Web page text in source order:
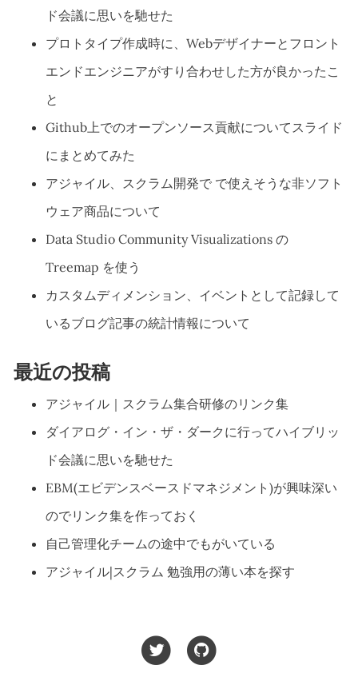
ド会議に思いを馳せた
プロトタイプ作成時に、Webデザイナーとフロント
エンドエンジニアがすり合わせした方が良かったこ
と
Github上でのオープンソース貢献についてスライド
にまとめてみた
アジャイル、スクラム開発で で使えそうな非ソフト
ウェア商品について
Data Studio Community Visualizations の
Treemap を使う
カスタムディメンション、イベントとして記録して
いるブログ記事の統計情報について
最近の投稿
アジャイル｜スクラム集合研修のリンク集
ダイアログ・イン・ザ・ダークに行ってハイブリッ
ド会議に思いを馳せた
EBM(エビデンスベースドマネジメント)が興味深い
のでリンク集を作っておく
自己管理化チームの途中でもがいている
アジャイル|スクラム 勉強用の薄い本を探す